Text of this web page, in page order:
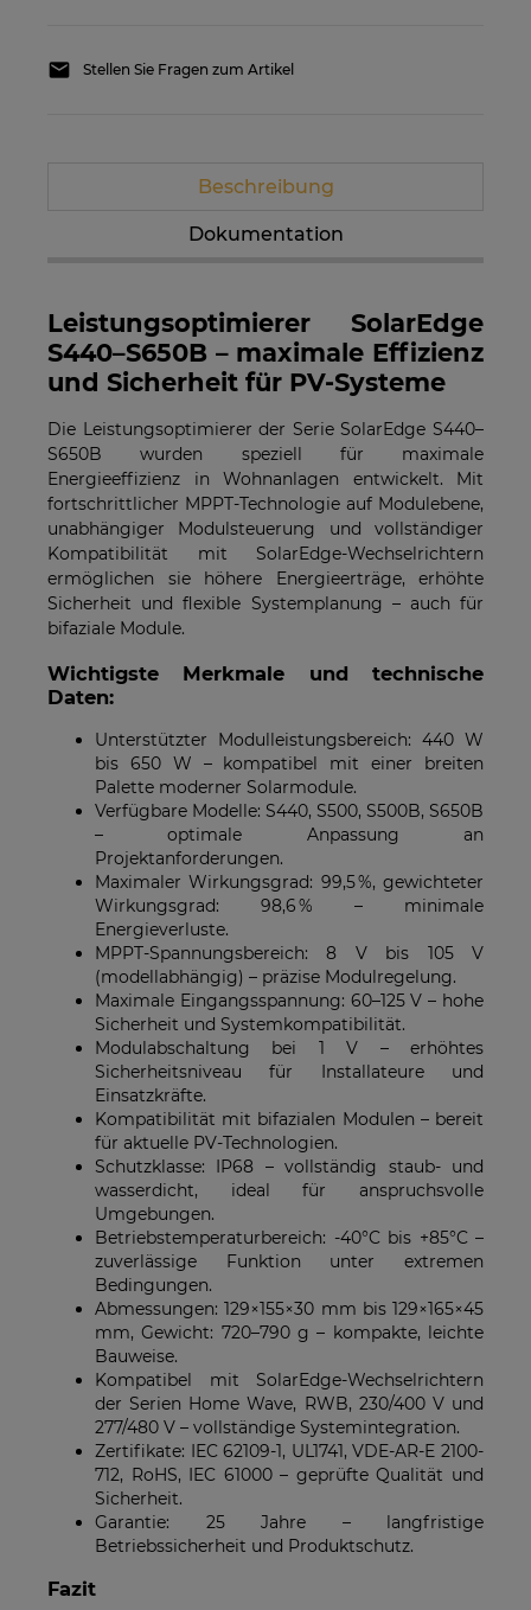
Stellen Sie Fragen zum Artikel
Beschreibung
Dokumentation
Leistungsoptimierer SolarEdge
S440–S650B – maximale Effizienz
und Sicherheit für PV-Systeme
Die Leistungsoptimierer der Serie SolarEdge S440–
S650B wurden speziell für maximale
Energieeffizienz in Wohnanlagen entwickelt. Mit
fortschrittlicher MPPT-Technologie auf Modulebene,
unabhängiger Modulsteuerung und vollständiger
Kompatibilität mit SolarEdge-Wechselrichtern
ermöglichen sie höhere Energieerträge, erhöhte
Sicherheit und flexible Systemplanung – auch für
bifaziale Module.
Wichtigste Merkmale und technische
Daten:
Unterstützter Modulleistungsbereich: 440 W
bis 650 W – kompatibel mit einer breiten
Palette moderner Solarmodule.
Verfügbare Modelle: S440, S500, S500B, S650B
– optimale Anpassung an
Projektanforderungen.
Maximaler Wirkungsgrad: 99,5 %, gewichteter
Wirkungsgrad: 98,6 % – minimale
Energieverluste.
MPPT-Spannungsbereich: 8 V bis 105 V
(modellabhängig) – präzise Modulregelung.
Maximale Eingangsspannung: 60–125 V – hohe
Sicherheit und Systemkompatibilität.
Modulabschaltung bei 1 V – erhöhtes
Sicherheitsniveau für Installateure und
Einsatzkräfte.
Kompatibilität mit bifazialen Modulen – bereit
für aktuelle PV-Technologien.
Schutzklasse: IP68 – vollständig staub- und
wasserdicht, ideal für anspruchsvolle
Umgebungen.
Betriebstemperaturbereich: -40°C bis +85°C –
zuverlässige Funktion unter extremen
Bedingungen.
Abmessungen: 129×155×30 mm bis 129×165×45
mm, Gewicht: 720–790 g – kompakte, leichte
Bauweise.
Kompatibel mit SolarEdge-Wechselrichtern
der Serien Home Wave, RWB, 230/400 V und
277/480 V – vollständige Systemintegration.
Zertifikate: IEC 62109-1, UL1741, VDE-AR-E 2100-
712, RoHS, IEC 61000 – geprüfte Qualität und
Sicherheit.
Garantie: 25 Jahre – langfristige
Betriebssicherheit und Produktschutz.
Fazit